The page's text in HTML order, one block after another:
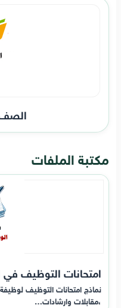
الصف
مكتبة الملفات
امتحانات التوظيف في
نماذج امتحانات التوظيف
،مقابلات وارشادات…